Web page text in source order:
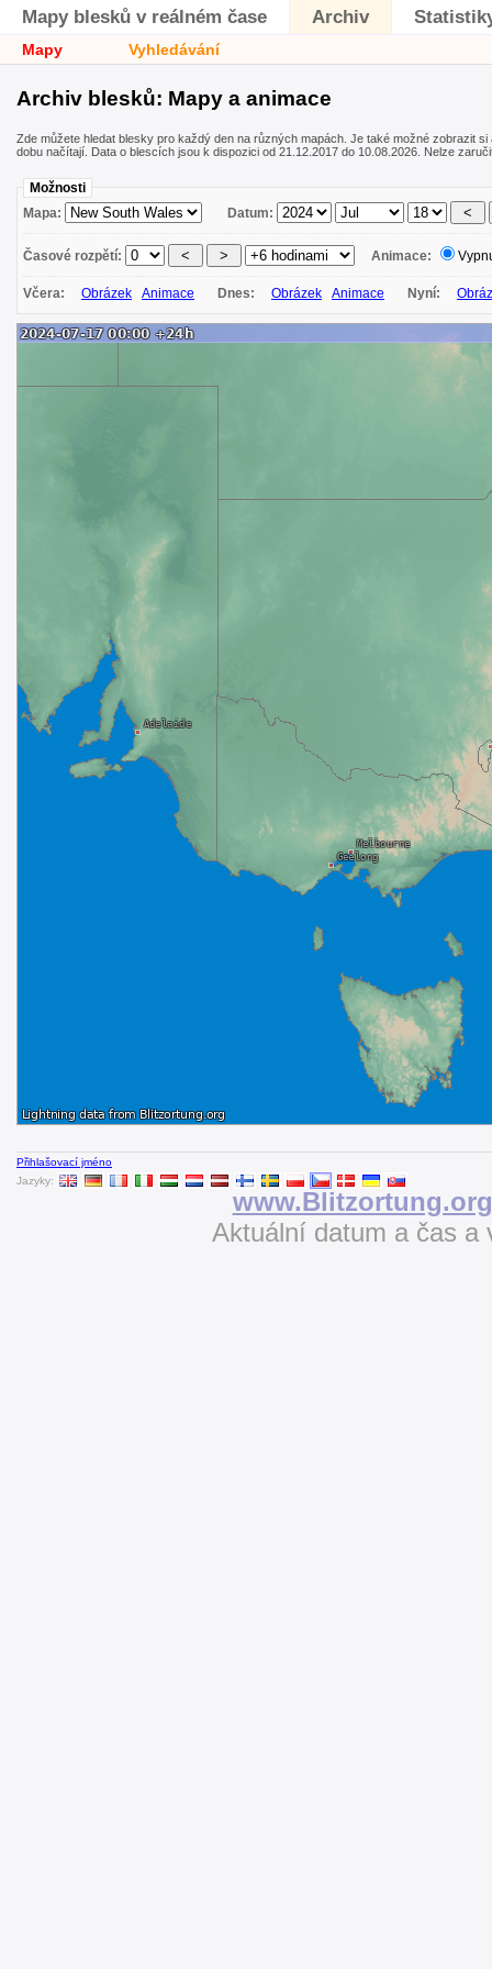
Mapy blesků v reálném čase Archiv
Mapy Vyhledávání
Archiv blesků: Mapy a animace
Zde můžete hledat blesky pro každý den na různých mapách. Je také možné zobrazit
dobu načítají. Data o blescích jsou k dispozici od 21.12.2017 do 10.08.2026. Nelze
Možnosti
Mapa:
Datum:
Časové rozpětí: Animace:
Včera: Obrázek Animace Dnes: Obrázek Animace Nyní:
Přihlašovací jméno
Jazyky:
www.Blitzortung.org
Aktuální datum a čas